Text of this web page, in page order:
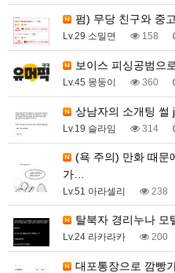
펌) 무당 친구와 중
Lv.29 소밀면 158
보이스 피싱공범으
Lv.45 몽둥이 360
상남자의 소개팅 썰
Lv.19 슬라임 314
가…
Lv.51 아라셀리 238
탈북자 경리누나 모
Lv.24 라카라카 200
대포통장으로 깜빵